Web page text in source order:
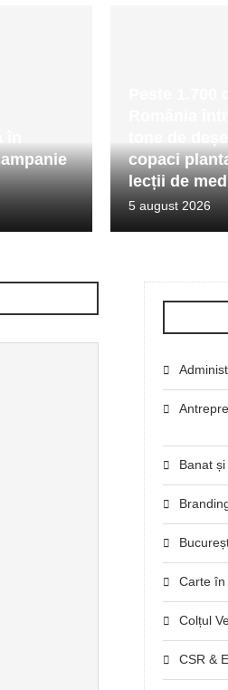
copaci
lecții de
5 august 2026
Banat
Carte în
Colțul
CSR &